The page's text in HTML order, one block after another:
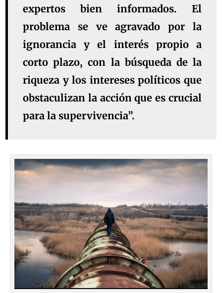
expertos bien informados. El
problema se ve agravado por la
ignorancia y el interés propio a
corto plazo, con la búsqueda de la
riqueza y los intereses políticos que
obstaculizan la acción que es crucial
para la supervivencia”.